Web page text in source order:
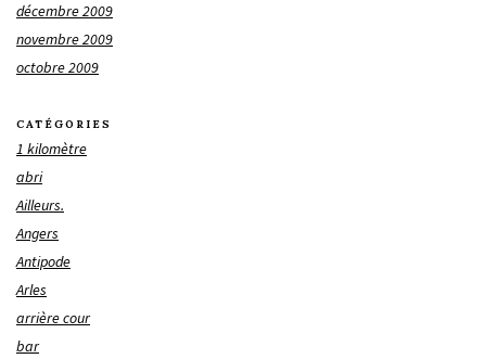
décembre 2009
novembre 2009
octobre 2009
CATÉGORIES
1 kilomètre
abri
Ailleurs.
Angers
Antipode
Arles
arrière cour
bar